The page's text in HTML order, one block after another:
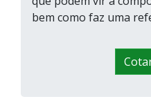
bem como faz uma